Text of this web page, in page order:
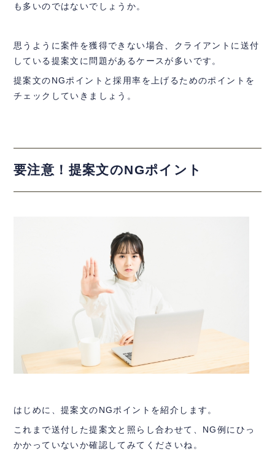
も多いのではないでしょうか。
思うように案件を獲得できない場合、クライアントに送付
している提案文に問題があるケースが多いです。
提案文のNGポイントと採用率を上げるためのポイントを
チェックしていきましょう。
要注意！提案文のNGポイント
はじめに、提案文のNGポイントを紹介します。
これまで送付した提案文と照らし合わせて、NG例にひっ
かかっていないか確認してみてくださいね。